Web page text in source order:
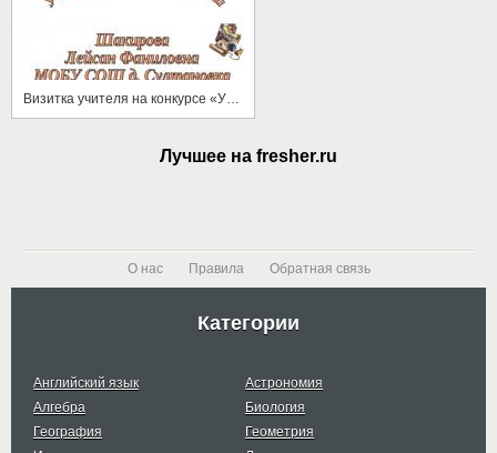
Лучшее на fresher.ru
О нас Правила Обратная связь
Категории
Английский язык
Астрономия
Алгебра
Биология
География
Геометрия